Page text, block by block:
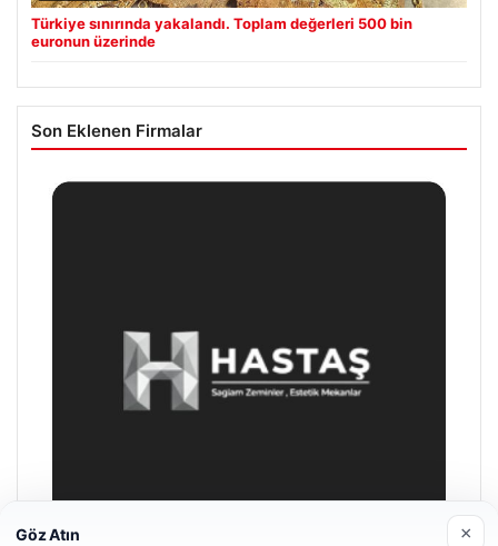
Türkiye sınırında yakalandı. Toplam değerleri 500 bin
euronun üzerinde
Son Eklenen Firmalar
Göz Atın ×